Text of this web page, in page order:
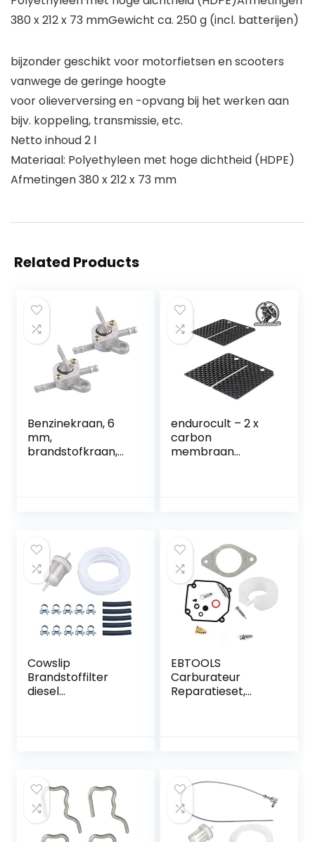
380 x 212 x 73 mmGewicht ca. 250 g (incl. batterijen)
bijzonder geschikt voor motorfietsen en scooters
vanwege de geringe hoogte
voor olieverversing en -opvang bij het werken aan
bijv. koppeling, transmissie, etc.
Netto inhoud 2 l
Materiaal: Polyethyleen met hoge dichtheid (HDPE)
Afmetingen 380 x 212 x 73 mm
Related Products
Benzinekraan, 6
mm,
brandstofkraan,
met sluitfunctie,
olieschakelaar
voor bromfiets,
motorfiets en
quad, 2 stuks
endurocult – 2 x
carbon
membraan
Cowslip
Brandstoffilter
diesel
voor eber.spacher
verwarming
EBTOOLS
Carburateur
Reparatieset,
Voor C75 / E75 /
C85 90HP Oudere
Model